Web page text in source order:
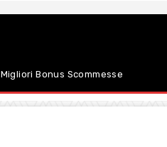
Migliori Bonus Scommesse